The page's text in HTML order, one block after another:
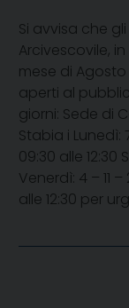
Si avvisa che
Arcivescovile,
mese di
aperti al
giorni: Sede di
Stabia i Lunedì:
09:30 alle 12:30
Venerdì: 4 – 11
alle 12:30 per